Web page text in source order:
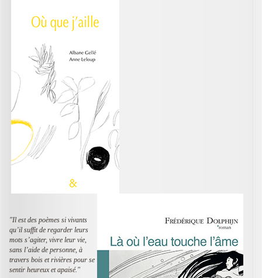
"Il est des poèmes si vivants
qu’il suffit de regarder leurs
mots s’agiter, vivre leur vie,
sans l’aide de personne, à
travers bois et rivières pour se
sentir heureux et apaisé."